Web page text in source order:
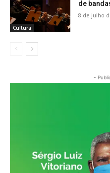
Cultura
de
8 de julho
-